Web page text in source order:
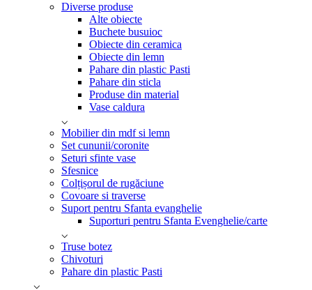
Diverse produse
Alte obiecte
Buchete busuioc
Obiecte din ceramica
Obiecte din lemn
Pahare din plastic Pasti
Pahare din sticla
Produse din material
Vase caldura
Mobilier din mdf si lemn
Set cununii/coronite
Seturi sfinte vase
Sfesnice
Colțișorul de rugăciune
Covoare si traverse
Suport pentru Sfanta evanghelie
Suporturi pentru Sfanta Evenghelie/carte
Truse botez
Chivoturi
Pahare din plastic Pasti